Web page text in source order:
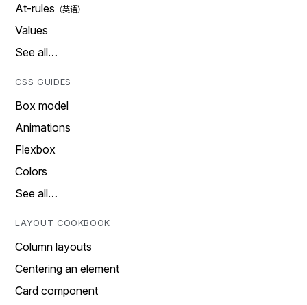
At-rules
Values
See all…
CSS GUIDES
Box model
Animations
Flexbox
Colors
See all…
LAYOUT COOKBOOK
Column layouts
Centering an element
Card component